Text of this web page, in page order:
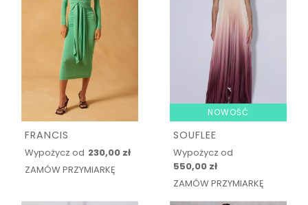
FRANCIS
Wypożycz od 230,00 zł
ZAMÓW PRZYMIARKĘ
NOWOŚĆ
SOUFLEE
Wypożycz od
550,00 zł
ZAMÓW PRZYMIARKĘ